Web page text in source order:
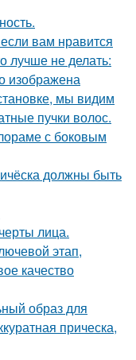
вам нравится
лучше не делать:
изображена
мы видим
пучки волос.
с боковым
должны быть
лица.
этап,
качество
образ для
прическа,